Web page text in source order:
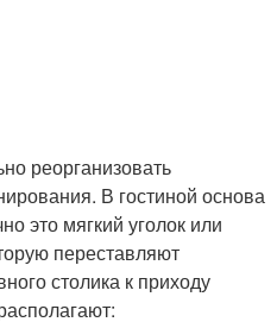
реорганизовать
В гостиной основа
это мягкий уголок или
переставляют
столика к приходу